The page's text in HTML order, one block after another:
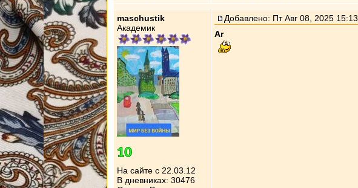
maschustik
Академик
На сайте с 22.03.12
В дневниках: 30476
Добавлено: Пт Авг 08, 2025 15:13
Ar